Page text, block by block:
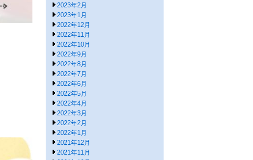
2023年2月
2023年1月
2022年12月
2022年11月
2022年10月
2022年9月
2022年8月
2022年7月
2022年6月
2022年5月
2022年4月
2022年3月
2022年2月
2022年1月
2021年12月
2021年11月